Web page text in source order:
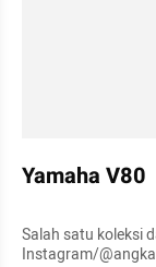
Yamaha V80
Salah satu koleksi
Instagram/